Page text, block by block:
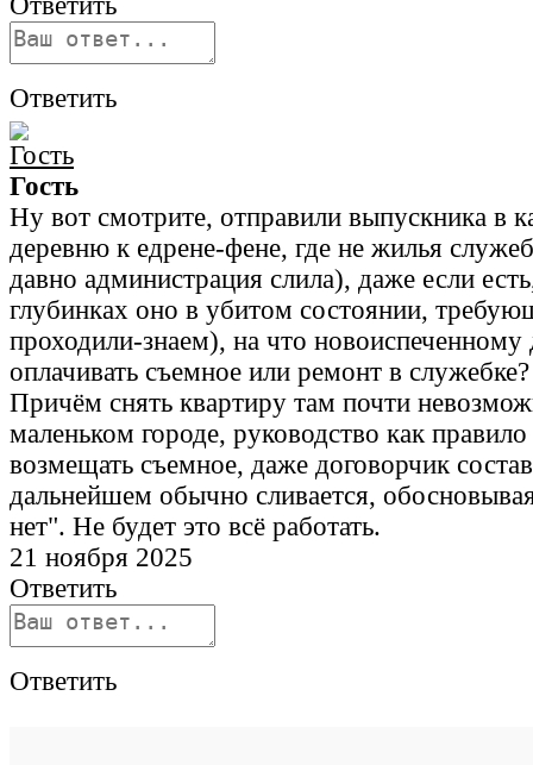
Ответить
Гость
Ну вот смотрите, отправили выпускника в
деревню к едрене-фене, где не жилья
давно администрация слила), даже если
глубинках оно в убитом состоянии,
проходили-знаем), на что новоиспеченному
оплачивать съемное или ремонт в
Причём снять квартиру там почти
маленьком городе, руководство как правило
возмещать съемное, даже договорчик
дальнейшем обычно сливается,
нет". Не будет это всё работать.
21 ноября 2025
Ответить
Ответить